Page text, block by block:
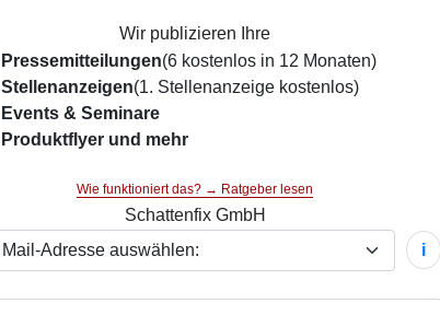
Wir publizieren Ihre
Pressemitteilungen(6 kostenlos in 12 Monaten)
Stellenanzeigen(1. Stellenanzeige kostenlos)
Events & Seminare
Produktflyer und mehr
Wie funktioniert das? → Ratgeber lesen
Schattenfix GmbH
i